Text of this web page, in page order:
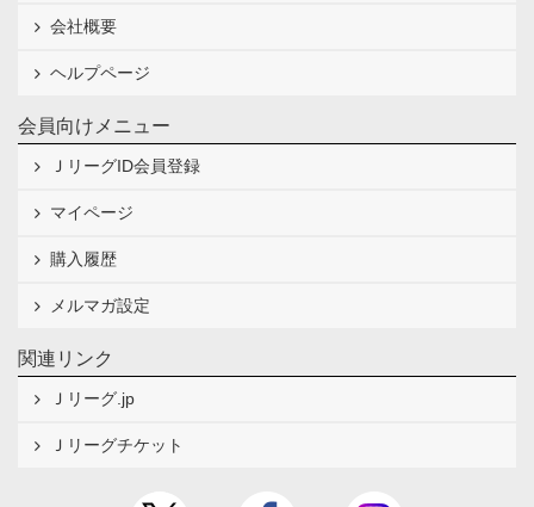
会社概要
ヘルプページ
会員向けメニュー
ＪリーグID会員登録
マイページ
購入履歴
メルマガ設定
関連リンク
Ｊリーグ.jp
Ｊリーグチケット